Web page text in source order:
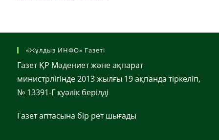
«Жұлдыз ИНФО» Газеті
Газет ҚР Мәдениет және ақпарат
министрлігінде 2013 жылғы 19 ақпанда тіркеліп,
№ 13391-Г куәлік берілді
Газет аптасына бір рет шығады